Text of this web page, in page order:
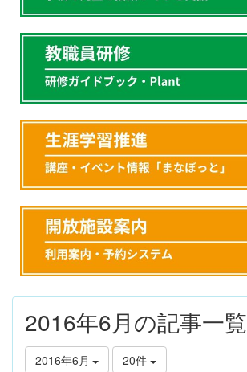
2016年6月の記事一覧
2016年6月 20件